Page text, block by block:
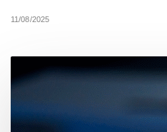
11/08/2025